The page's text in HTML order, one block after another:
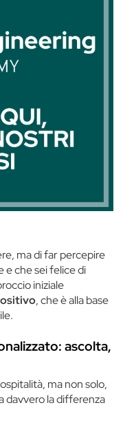
ma di far percepire
che sei felice di
iniziale
, che è alla base
ascolta,
ma non solo,
davvero la differenza